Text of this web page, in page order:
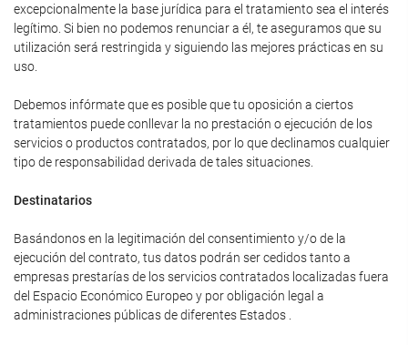
excepcionalmente la base jurídica para el tratamiento sea el interés
legítimo. Si bien no podemos renunciar a él, te aseguramos que su
utilización será restringida y siguiendo las mejores prácticas en su
uso.
Debemos infórmate que es posible que tu oposición a ciertos
tratamientos puede conllevar la no prestación o ejecución de los
servicios o productos contratados, por lo que declinamos cualquier
tipo de responsabilidad derivada de tales situaciones.
Destinatarios
Basándonos en la legitimación del consentimiento y/o de la
ejecución del contrato, tus datos podrán ser cedidos tanto a
empresas prestarías de los servicios contratados localizadas fuera
del Espacio Económico Europeo y por obligación legal a
administraciones públicas de diferentes Estados .